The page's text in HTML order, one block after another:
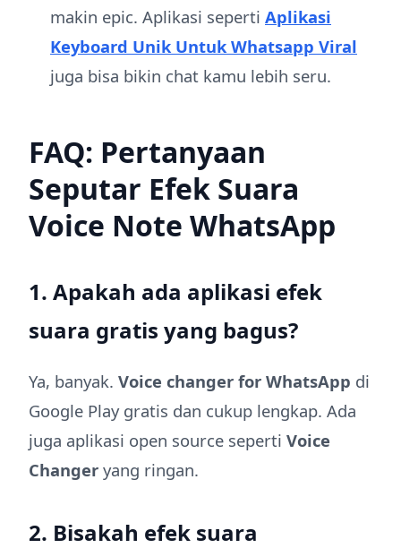
makin epic. Aplikasi seperti Aplikasi
Keyboard Unik Untuk Whatsapp Viral
juga bisa bikin chat kamu lebih seru.
FAQ: Pertanyaan
Seputar Efek Suara
Voice Note WhatsApp
1. Apakah ada aplikasi efek
suara gratis yang bagus?
Ya, banyak. Voice changer for WhatsApp di
Google Play gratis dan cukup lengkap. Ada
juga aplikasi open source seperti Voice
Changer yang ringan.
2. Bisakah efek suara